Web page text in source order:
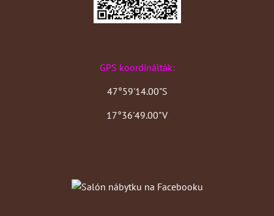
GPS koordinálták:
47°59'14.00"S
17°36'49.00"V